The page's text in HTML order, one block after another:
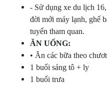
- Sử dụng xe du lịch
đời mới máy lạnh, ghế
tuyến tham quan.
ĂN UỐNG:
• Ăn các bữa theo
1 buổi sáng tô + ly
1 buổi trưa